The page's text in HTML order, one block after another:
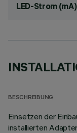
LED-Strom (mA)
BESCHREIBUNG
Einsetzen der
installierten